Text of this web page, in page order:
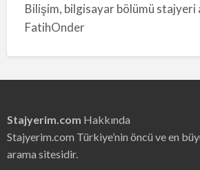
Bilişim, bilgisayar bölümü stajyeri
FatihOnder
Stajyerim.com Hakkında
Stajyerim.com Türkiye’nin öncü ve en
arama sitesidir.